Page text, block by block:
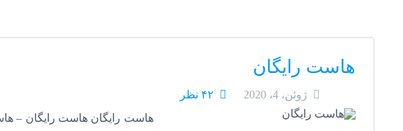
هاست رایگان
ژوئن، 4، 2020
۴۲ نظر